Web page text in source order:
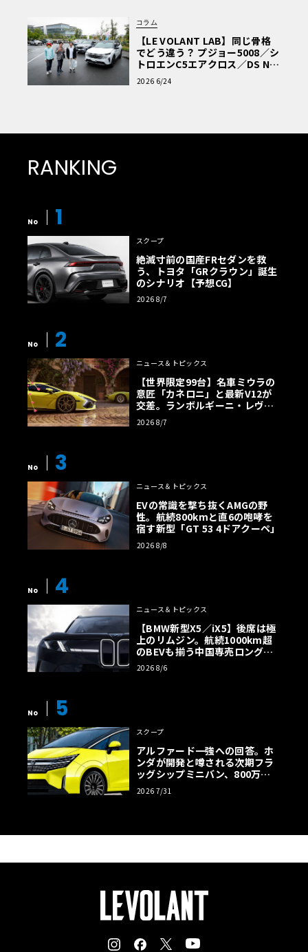
コラム
【LE VOLANT LAB】同じ骨格
でどう違う？ プジョー5008／シ
トロエンC5エアクロス／DS Nº4
読者一気乗りレポート
2026 6/24
RANKING
No 1
スクープ
絶滅寸前の国産FRセダンを救
う、トヨタ「GRクラウン」誕生
のシナリオ【予想CG】
2026 8/7
No 2
ニュース＆トピックス
【世界限定99台】名車ミウラの
意匠「カネロニ」と最新V12が
交差。ランボルギーニ・レヴエ
ルトに60周年記念車が登場
2026 8/7
No 3
ニュース＆トピックス
EVの常識を撃ち抜くAMGの野
性。航続800kmと直6の咆哮を
宿す新型「GT 53 4ドアクーペ」
2026 8/8
No 4
ニュース＆トピックス
【BMW新型X5／iX5】後席は極
上のリムジン。航続1000km超
のBEVも揃う中国専売ロング仕
様の全貌
2026 8/6
No 5
スクープ
アルファード一強への回答。ホ
ンダが開発と噂される次期フラ
ッグシップミニバン、800万円
超の勝算【予想CG】
2026 7/31